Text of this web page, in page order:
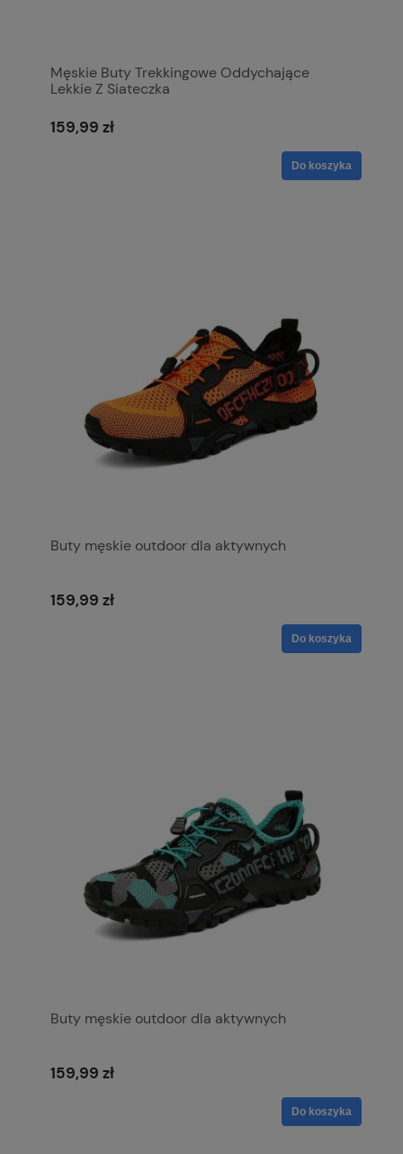
Męskie Buty Trekkingowe Oddychające
Lekkie Z Siateczka
159,99 zł
Do koszyka
Buty męskie outdoor dla aktywnych
159,99 zł
Do koszyka
Buty męskie outdoor dla aktywnych
159,99 zł
Do koszyka